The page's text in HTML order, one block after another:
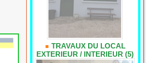
TRAVAUX DU LOCAL
EXTERIEUR / INTERIEUR (5)